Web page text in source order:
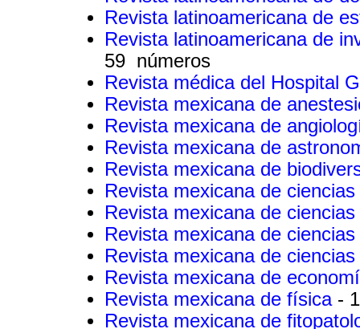
Revista latinoamericana de
Revista latinoamericana de
59 números
Revista médica del Hospital
Revista mexicana de
Revista mexicana de
Revista mexicana de
Revista mexicana de
Revista mexicana de
Revista mexicana de
Revista mexicana de
Revista mexicana de
Revista mexicana de
Revista mexicana de física -
Revista mexicana de